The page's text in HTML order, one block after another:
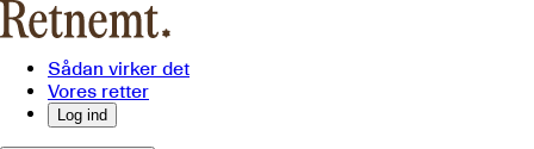
Sådan virker det
Vores retter
Log ind